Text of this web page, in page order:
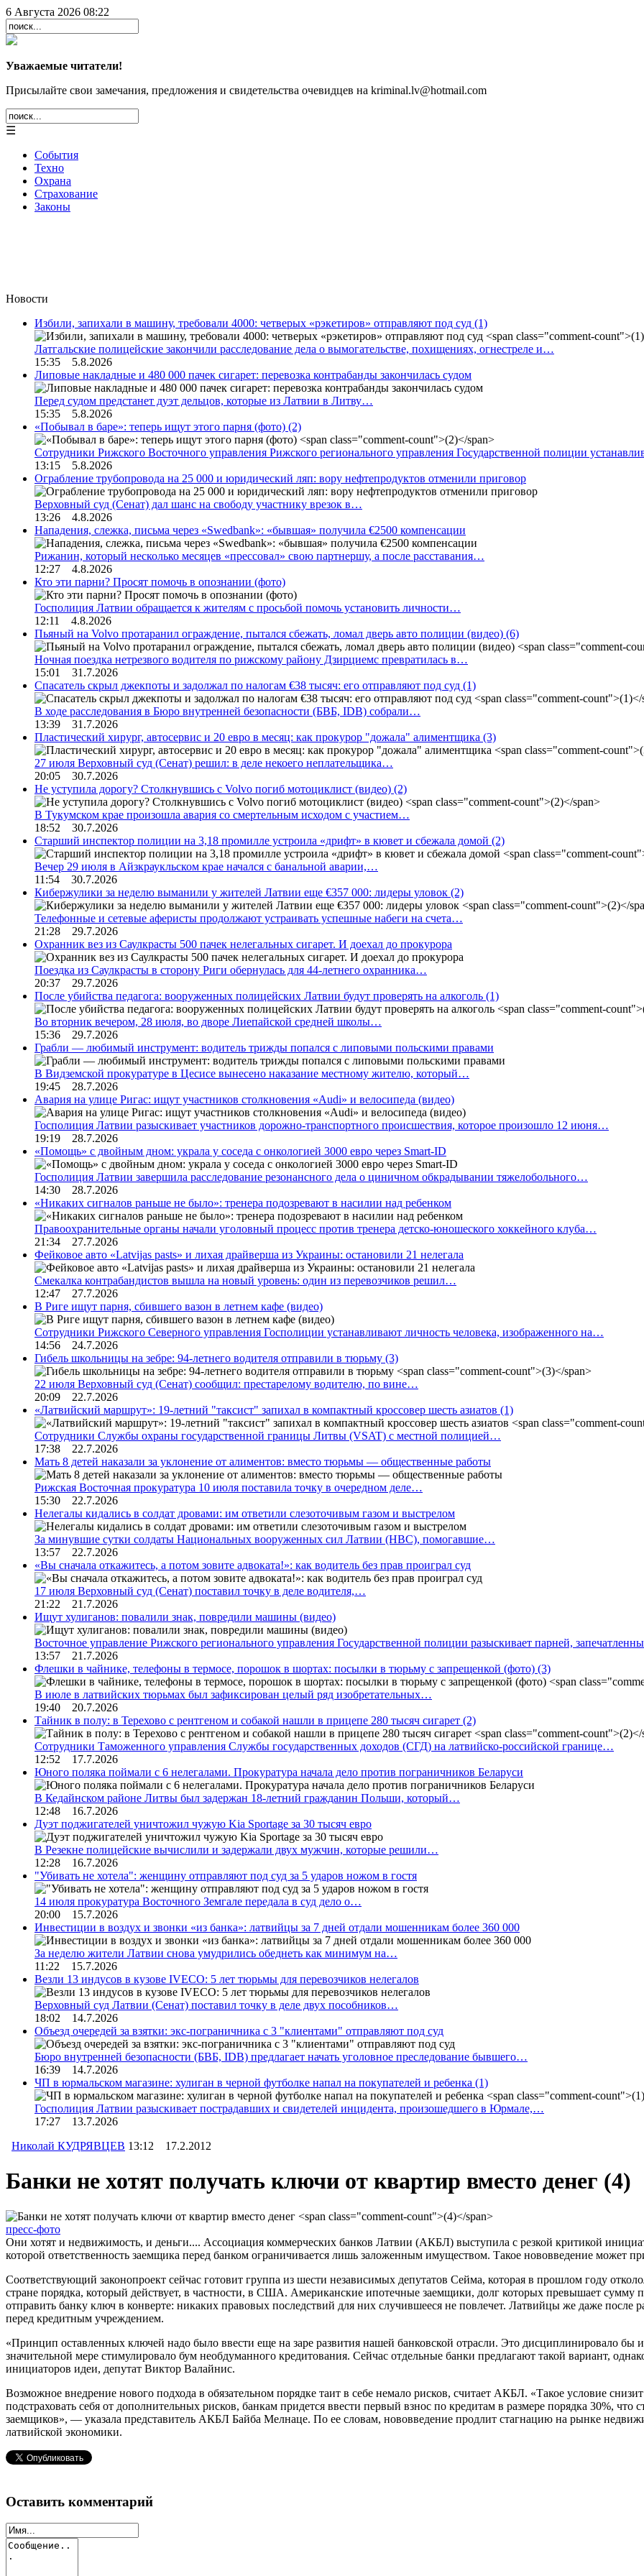
6 Августа 2026 08:22
Уважаемые читатели!
Присылайте свои замечания, предложения и свидетельства очевидцев на kriminal.lv@hotmail.com
☰
События
Техно
Охрана
Страхование
Законы
Новости
Избили, запихали в машину, требовали 4000: четверых «рэкетиров» отправляют под суд (1)
Латгальские полицейские закончили расследование дела о вымогательстве, похищениях, огнестреле и…
15:35 5.8.2026
Липовые накладные и 480 000 пачек сигарет: перевозка контрабанды закончилась судом
Перед судом предстанет дуэт дельцов, которые из Латвии в Литву…
15:35 5.8.2026
«Побывал в баре»: теперь ищут этого парня (фото) (2)
Сотрудники Рижского Восточного управления Рижского регионального управления Государственной полиции
13:15 5.8.2026
Ограбление трубопровода на 25 000 и юридический ляп: вору нефтепродуктов отменили приговор
Верховный суд (Сенат) дал шанс на свободу участнику врезок в…
13:26 4.8.2026
Нападения, слежка, письма через «Swedbank»: «бывшая» получила €2500 компенсации
Рижанин, который несколько месяцев «прессовал» свою партнершу, а после расставания…
12:27 4.8.2026
Кто эти парни? Просят помочь в опознании (фото)
Госполиция Латвии обращается к жителям с просьбой помочь установить личности…
12:11 4.8.2026
Пьяный на Volvo протаранил ограждение, пытался сбежать, ломал дверь авто полиции (видео) (6)
Ночная поездка нетрезвого водителя по рижскому району Дзирциемс превратилась в…
15:01 31.7.2026
Спасатель скрыл джекпоты и задолжал по налогам €38 тысяч: его отправляют под суд (1)
В ходе расследования в Бюро внутренней безопасности (БВБ, IDB) собрали…
13:39 31.7.2026
Пластический хирург, автосервис и 20 евро в месяц: как прокурор "дожала" алиментщика (3)
27 июля Верховный суд (Сенат) решил: в деле некоего неплательщика…
20:05 30.7.2026
Не уступила дорогу? Столкнувшись с Volvo погиб мотоциклист (видео) (2)
В Тукумском крае произошла авария со смертельным исходом с участием…
18:52 30.7.2026
Старший инспектор полиции на 3,18 промилле устроила «дрифт» в кювет и сбежала домой (2)
Вечер 29 июля в Айзкраукльском крае начался с банальной аварии,…
11:54 30.7.2026
Кибержулики за неделю выманили у жителей Латвии еще €357 000: лидеры уловок (2)
Телефонные и сетевые аферисты продолжают устраивать успешные набеги на счета…
21:28 29.7.2026
Охранник вез из Саулкрасты 500 пачек нелегальных сигарет. И доехал до прокурора
Поездка из Саулкрасты в сторону Риги обернулась для 44-летнего охранника…
20:37 29.7.2026
После убийства педагога: вооруженных полицейских Латвии будут проверять на алкоголь (1)
Во вторник вечером, 28 июля, во дворе Лиепайской средней школы…
15:36 29.7.2026
Грабли — любимый инструмент: водитель трижды попался с липовыми польскими правами
В Видземской прокуратуре в Цесисе вынесено наказание местному жителю, который…
19:45 28.7.2026
Авария на улице Ригас: ищут участников столкновения «Audi» и велосипеда (видео)
Госполиция Латвии разыскивает участников дорожно-транспортного происшествия, которое произошло 12 июня…
19:19 28.7.2026
«Помощь» с двойным дном: украла у соседа с онкологией 3000 евро через Smart-ID
Госполиция Латвии завершила расследование резонансного дела о циничном обкрадывании тяжелобольного…
14:30 28.7.2026
«Никаких сигналов раньше не было»: тренера подозревают в насилии над ребенком
Правоохранительные органы начали уголовный процесс против тренера детско-юношеского хоккейного клуба…
21:34 27.7.2026
Фейковое авто «Latvijas pasts» и лихая драйверша из Украины: остановили 21 нелегала
Смекалка контрабандистов вышла на новый уровень: один из перевозчиков решил…
12:47 27.7.2026
В Риге ищут парня, сбившего вазон в летнем кафе (видео)
Сотрудники Рижского Северного управления Госполиции устанавливают личность человека, изображенного на…
14:56 24.7.2026
Гибель школьницы на зебре: 94-летнего водителя отправили в тюрьму (3)
22 июля Верховный суд (Сенат) сообщил: престарелому водителю, по вине…
20:09 22.7.2026
«Латвийский маршрут»: 19-летний "таксист" запихал в компактный кроссовер шесть азиатов (1)
Сотрудники Службы охраны государственной границы Литвы (VSAT) с местной полицией…
17:38 22.7.2026
Мать 8 детей наказали за уклонение от алиментов: вместо тюрьмы — общественные работы
Рижская Восточная прокуратура 10 июля поставила точку в очередном деле…
15:30 22.7.2026
Нелегалы кидались в солдат дровами: им ответили слезоточивым газом и выстрелом
За минувшие сутки солдаты Национальных вооруженных сил Латвии (НВС), помогавшие…
13:57 22.7.2026
«Вы сначала откажитесь, а потом зовите адвоката!»: как водитель без прав проиграл суд
17 июля Верховный суд (Сенат) поставил точку в деле водителя,…
21:22 21.7.2026
Ищут хулиганов: повалили знак, повредили машины (видео)
Восточное управление Рижского регионального управления Государственной полиции разыскивает парней,
13:57 21.7.2026
Флешки в чайнике, телефоны в термосе, порошок в шортах: посылки в тюрьму с запрещенкой (фото) (3)
В июле в латвийских тюрьмах был зафиксирован целый ряд изобретательных…
19:40 20.7.2026
Тайник в полу: в Терехово с рентгеном и собакой нашли в прицепе 280 тысяч сигарет (2)
Сотрудники Таможенного управления Службы государственных доходов (СГД) на латвийско-российской границе…
12:52 17.7.2026
Юного поляка поймали с 6 нелегалами. Прокуратура начала дело против пограничников Беларуси
В Кедайнском районе Литвы был задержан 18-летний гражданин Польши, который…
12:48 16.7.2026
Дуэт поджигателей уничтожил чужую Kia Sportage за 30 тысяч евро
В Резекне полицейские вычислили и задержали двух мужчин, которые решили…
12:28 16.7.2026
"Убивать не хотела": женщину отправляют под суд за 5 ударов ножом в гостя
14 июля прокуратура Восточного Земгале передала в суд дело о…
20:00 15.7.2026
Инвестиции в воздух и звонки «из банка»: латвийцы за 7 дней отдали мошенникам более 360 000
За неделю жители Латвии снова умудрились обеднеть как минимум на…
11:22 15.7.2026
Везли 13 индусов в кузове IVECO: 5 лет тюрьмы для перевозчиков нелегалов
Верховный суд Латвии (Сенат) поставил точку в деле двух пособников…
18:02 14.7.2026
Объезд очередей за взятки: экс-пограничника с 3 "клиентами" отправляют под суд
Бюро внутренней безопасности (БВБ, IDB) предлагает начать уголовное преследование бывшего…
16:39 14.7.2026
ЧП в юрмальском магазине: хулиган в черной футболке напал на покупателей и ребенка (1)
Госполиция Латвии разыскивает пострадавших и свидетелей инцидента, произошедшего в Юрмале,…
17:27 13.7.2026
Николай КУДРЯВЦЕВ 13:12 17.2.2012
Банки не хотят получать ключи от квартир вместо денег (4)
пресс-фото
Они хотят и недвижимость, и деньги.... Ассоциация коммерческих банков Латвии (АКБЛ) выступила с резкой критикой
которой ответственность заемщика перед банком ограничивается лишь заложенным имуществом. Такое нововведение может
Соответствующий законопроект сейчас готовит группа из шести независимых депутатов Сейма, которая в прошлом году
стране порядка, который действует, в частности, в США. Американские ипотечные заемщики, долг которых превышает сумму
отправить банку ключ в конверте: никаких правовых последствий для них случившееся не повлечет. Латвийцы же даже после
перед кредитным учреждением.
«Принцип оставленных ключей надо было ввести еще на заре развития нашей банковской отрасли. Это дисциплинировало бы
значительной мере стимулировало бум необдуманного кредитования. Сейчас отдельные банки предлагают такой вариант,
инициаторов идеи, депутат Виктор Валайнис.
Возможное внедрение нового подхода в обязательном порядке таит в себе немало рисков, считает АКБЛ. «Такое условие
подстраховать себя от дополнительных рисков, банкам придется ввести первый взнос по кредитам в размере порядка 30%, что
заемщиков», — указала представитель АКБЛ Байба Мелнаце. По ее словам, нововведение продлит стагнацию на рынке
латвийской экономики.
Оставить комментарий